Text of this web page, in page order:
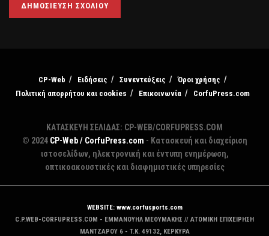
CP-Web Ειδήσεις Συνεντεύξεις
Όροι χρήσης
Πολιτική απορρήτου και cookies
Επικοινωνία CorfuPress.com
ΚΑΤΑΣΚΕΥΗ ΣΕΛΙΔΑΣ: CP-WEB/CORFUPRESS.COM
© 2024 CP-Web / CorfuPress.com - Κατασκευή και διαχείριση
ιστοσελίδων, ηλεκτρονική και έντυπη ενημέρωση,
οπτικοακουστικές και διαφημιστικές υπηρεσίες
WEBSITE: www.corfusports.com
C.P.WEB-CORFUPRESS.COM - ΕΜΜΑΝΟΥΗΛ ΜΕΘΥΜΑΚΗΣ // ΑΤΟΜΙΚΗ ΕΠΙΧΕΙΡΗΣΗ
MANTZAΡΟΥ 6 - T.K. 49132, ΚΕΡΚΥΡΑ